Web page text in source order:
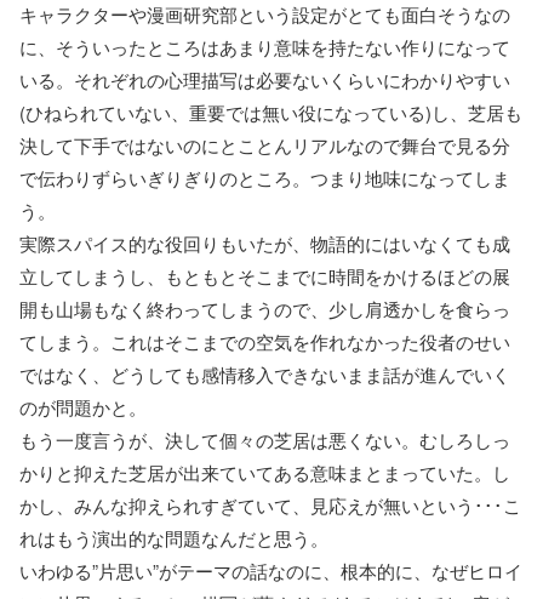
キャラクターや漫画研究部という設定がとても面白そうなの
に、そういったところはあまり意味を持たない作りになって
いる。それぞれの心理描写は必要ないくらいにわかりやすい
(ひねられていない、重要では無い役になっている)し、芝居も
決して下手ではないのにとことんリアルなので舞台で見る分
で伝わりずらいぎりぎりのところ。つまり地味になってしま
う。
実際スパイス的な役回りもいたが、物語的にはいなくても成
立してしまうし、もともとそこまでに時間をかけるほどの展
開も山場もなく終わってしまうので、少し肩透かしを食らっ
てしまう。これはそこまでの空気を作れなかった役者のせい
ではなく、どうしても感情移入できないまま話が進んでいく
のが問題かと。
もう一度言うが、決して個々の芝居は悪くない。むしろしっ
かりと抑えた芝居が出来ていてある意味まとまっていた。し
かし、みんな抑えられすぎていて、見応えが無いという･･･こ
れはもう演出的な問題なんだと思う。
いわゆる”片思い”がテーマの話なのに、根本的に、なぜヒロイ